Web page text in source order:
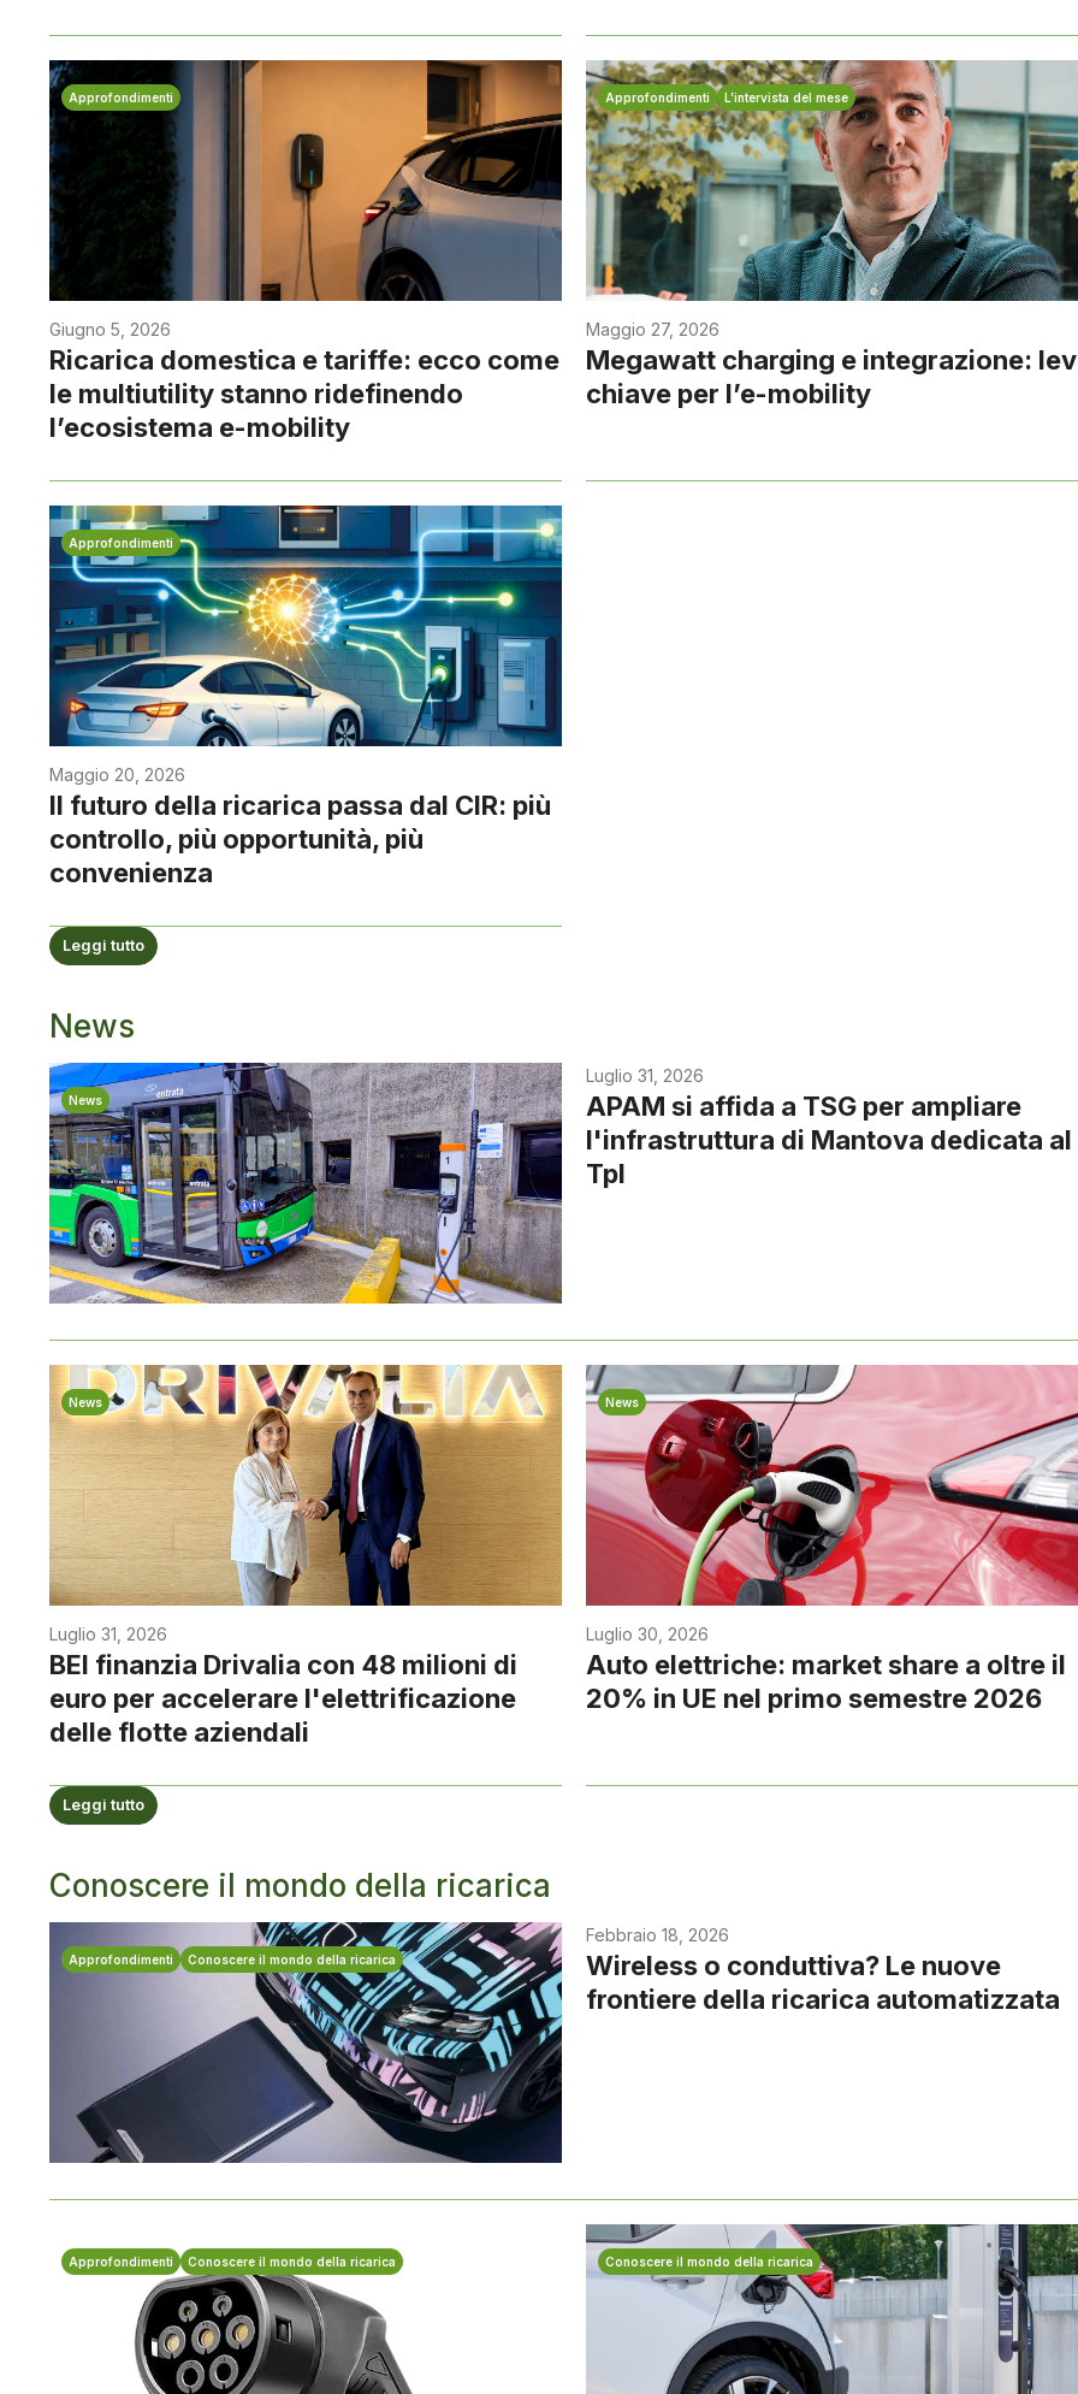
Approfondimenti
Giugno 5, 2026
Ricarica domestica e tariffe: ecco come
le multiutility stanno ridefinendo
l’ecosistema e-mobility
Approfondimenti L’intervista del mese
Maggio 27, 2026
Megawatt charging e integrazione:
chiave per l’e-mobility
Approfondimenti
Maggio 20, 2026
Il futuro della ricarica passa dal CIR: più
controllo, più opportunità, più
convenienza
Leggi tutto
News
News
Luglio 31, 2026
APAM si affida a TSG per ampliare
l'infrastruttura di Mantova dedicata al
Tpl
News
Luglio 31, 2026
BEI finanzia Drivalia con 48 milioni di
euro per accelerare l'elettrificazione
delle flotte aziendali
News
Luglio 30, 2026
Auto elettriche: market share a oltre il
20% in UE nel primo semestre 2026
Leggi tutto
Conoscere il mondo della ricarica
Approfondimenti Conoscere il mondo della ricarica
Febbraio 18, 2026
Wireless o conduttiva? Le nuove
frontiere della ricarica automatizzata
Approfondimenti Conoscere il mondo della ricarica Conoscere il mondo della ricarica